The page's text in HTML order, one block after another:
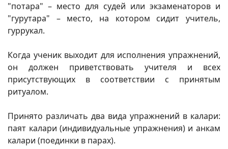
"потара" – место для судей или экзаменаторов и
"гурутара" – место, на котором сидит учитель,
гуррукал.
Когда ученик выходит для исполнения упражнений,
он должен приветствовать учителя и всех
присутствующих в соответствии с принятым
ритуалом.
Принято различать два вида упражнений в калари:
паят калари (индивидуальные упражнения) и анкам
калари (поединки в парах).